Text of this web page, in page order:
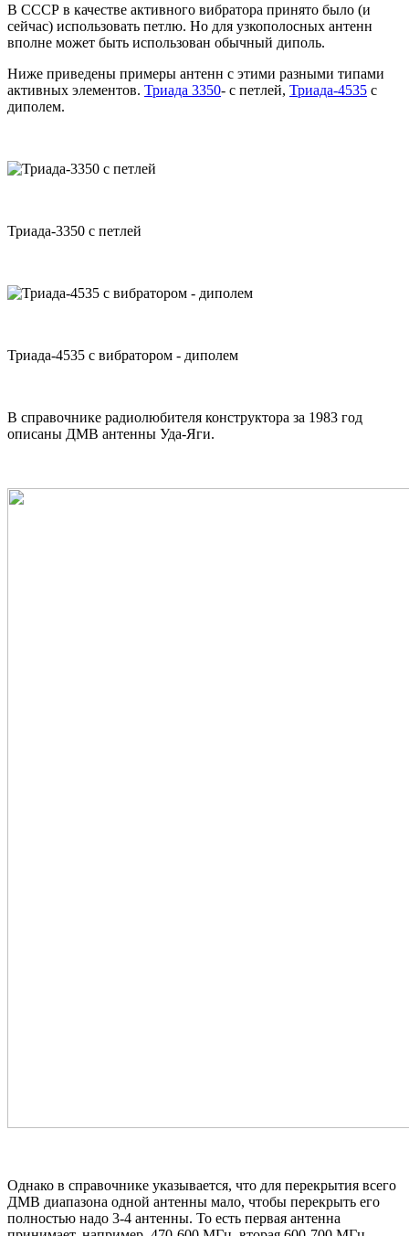
В СССР в качестве активного вибратора принято было (и
сейчас) использовать петлю. Но для узкополосных антенн
вполне может быть использован обычный диполь.
Ниже приведены примеры антенн с этими разными типами
активных элементов. Триада 3350- с петлей, Триада-4535 с
диполем.
Триада-3350 с петлей
Триада-4535 с вибратором - диполем
В справочнике радиолюбителя конструктора за 1983 год
описаны ДМВ антенны Уда-Яги.
Однако в справочнике указывается, что для перекрытия всего
ДМВ диапазона одной антенны мало, чтобы перекрыть его
полностью надо 3-4 антенны. То есть первая антенна